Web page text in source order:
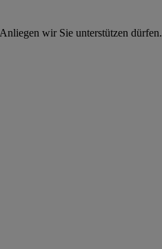
wir Sie unterstützen dürfen.